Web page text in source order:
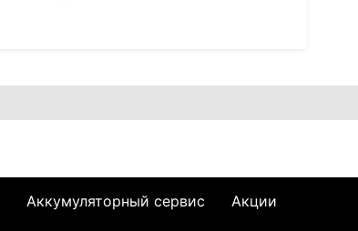
Аккумуляторный сервис Акции